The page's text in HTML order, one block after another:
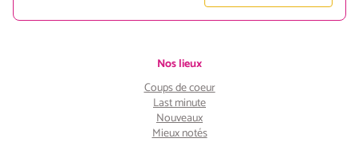
Nos lieux
Coups de coeur
Last minute
Nouveaux
Mieux notés